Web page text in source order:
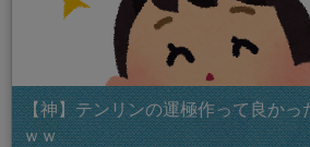
【神】テンリンの運極作って良かっ
ｗｗ